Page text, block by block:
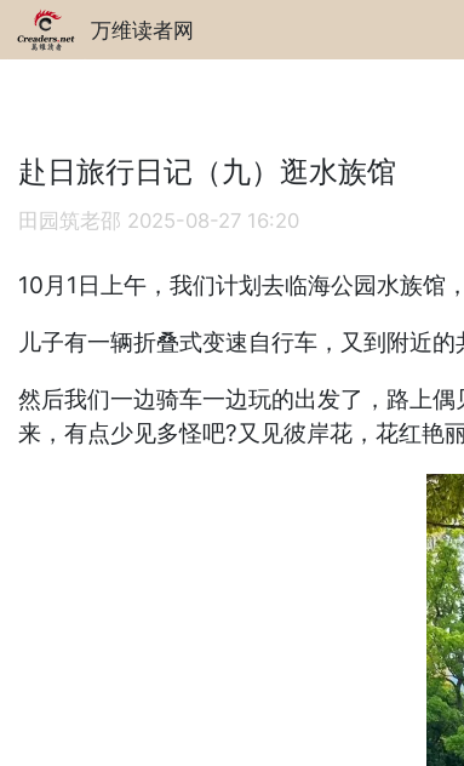
万维读者网
赴日旅行日记（九）逛水族馆
田园筑老邵 2025-08-27 16:20
10月1日上午，我们计划去临海公园水族馆
儿子有一辆折叠式变速自行车，又到附近
然后我们一边骑车一边玩的出发了，路上
来，有点少见多怪吧?又见彼岸花，花红艳